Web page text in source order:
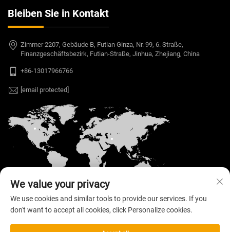
Bleiben Sie in Kontakt
Zimmer 2207, Gebäude B, Futian Ginza, Nr. 99, 6. Straße,
Finanzgeschäftsbezirk, Futian-Straße, Jinhua, Zhejiang, China
+86-13017966766
[email protected]
Copyright © 2026 Welloo Electronic Technology Co.,
Ltd. Alle Rechte vorbehalten. —
We value your privacy
We use cookies and similar tools to provide our services. If you
don't want to accept all cookies, click Personalize cookies.